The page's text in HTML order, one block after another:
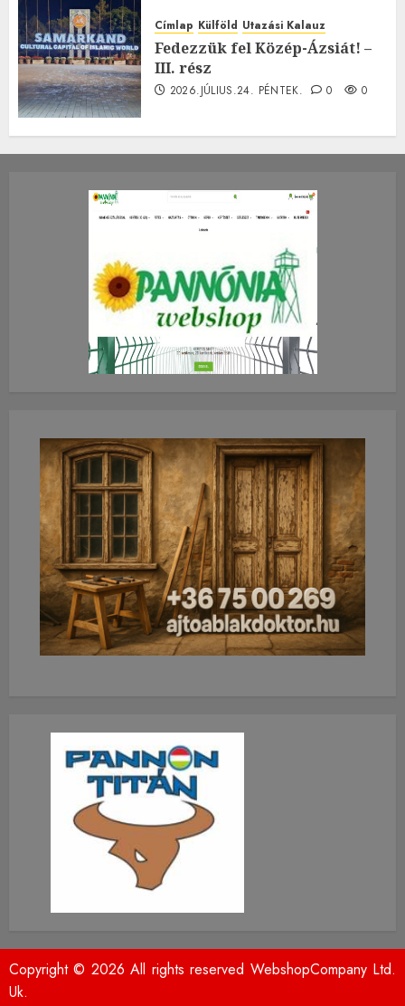
Címlap Külföld Utazási Kalauz
Fedezzük fel Közép-Ázsiát! –
III. rész
2026.JÚLIUS.24. PÉNTEK. 0 0
Copyright © 2026 All rights reserved WebshopCompany Ltd.
Uk.